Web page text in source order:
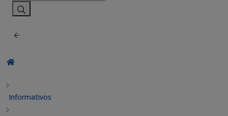
por:
Informativos